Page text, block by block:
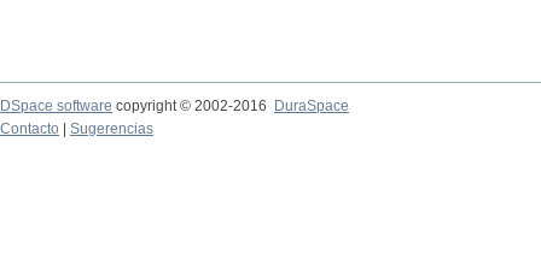
DSpace software copyright © 2002-2016
DuraSpace
Contacto
Sugerencias